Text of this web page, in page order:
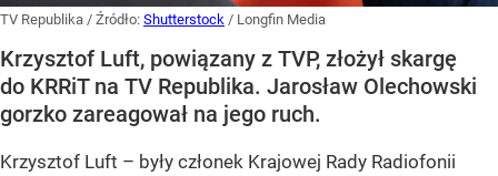
TV Republika / Źródło: Shutterstock / Longfin Media
Krzysztof Luft, powiązany z TVP, złożył skargę
do KRRiT na TV Republika. Jarosław Olechowski
gorzko zareagował na jego ruch.
Krzysztof Luft – były członek Krajowej Rady Radiofonii